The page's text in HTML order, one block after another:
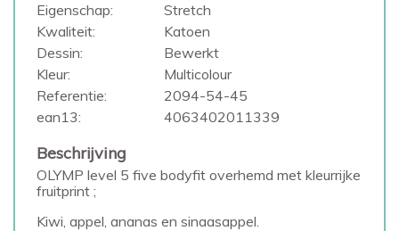
Eigenschap:
Stretch
Kwaliteit:
Katoen
Dessin:
Bewerkt
Kleur:
Multicolour
Referentie:
2094-54-45
ean13:
4063402011339
Beschrijving
OLYMP level 5 five bodyfit overhemd met kleurrijke
fruitprint ;
Kiwi, appel, ananas en sinaasappel.